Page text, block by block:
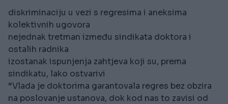
diskriminaciju u vezi s regresima i aneksima
kolektivnih ugovora
nejednak tretman između sindikata doktora i
ostalih radnika
izostanak ispunjenja zahtjeva koji su, prema
sindikatu, lako ostvarivi
“Vlada je doktorima garantovala regres bez obzira
na poslovanje ustanova, dok kod nas to zavisi od